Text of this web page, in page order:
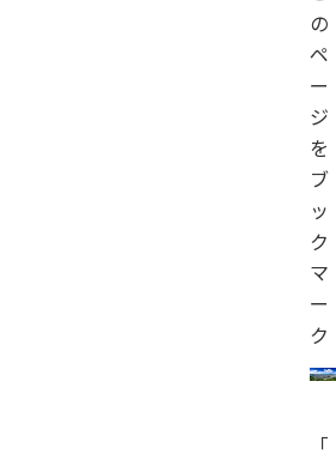
の
ペ
ー
ジ
を
ブ
ッ
ク
マ
ー
ク
「